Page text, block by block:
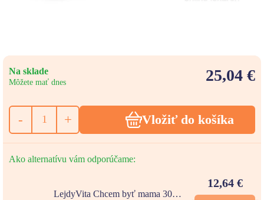
Na sklade
Môžete mať dnes 25,04 €
- + Vložiť do košíka
Ako alternatívu vám odporúčame:
LejdyVita Chcem byť mama 30
12,64 €